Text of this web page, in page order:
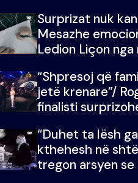
mungojë zilja e
kur…
Surprizat nuk
Mesazhe
Ledion Liçon nga
i mban dot lotët:
meritoj…
“Shpresoj që
jetë krenare”/
finalisti
“Duhet ta lësh
kthehesh në
tregon arsyen